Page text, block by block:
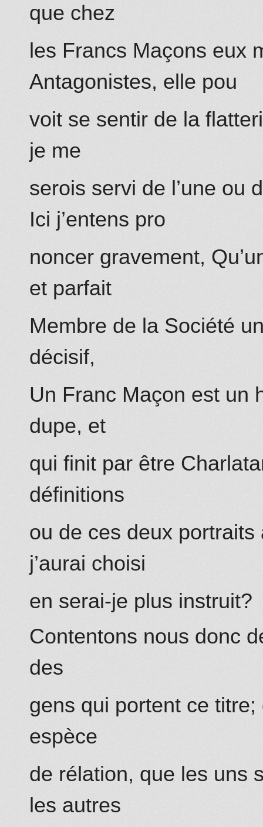
que chez
les Francs Maçons eux
Antagonistes, elle pou
voit se sentir de la
je me
serois servi de l’une ou
Ici j’entens pro
noncer gravement,
et parfait
Membre de la Société
décisif,
Un Franc Maçon est un
dupe, et
qui finit par être
définitions
ou de ces deux
j’aurai choisi
en serai-je plus instruit?
Contentons nous donc
des
gens qui portent ce
espèce
de rélation, que les uns
les autres